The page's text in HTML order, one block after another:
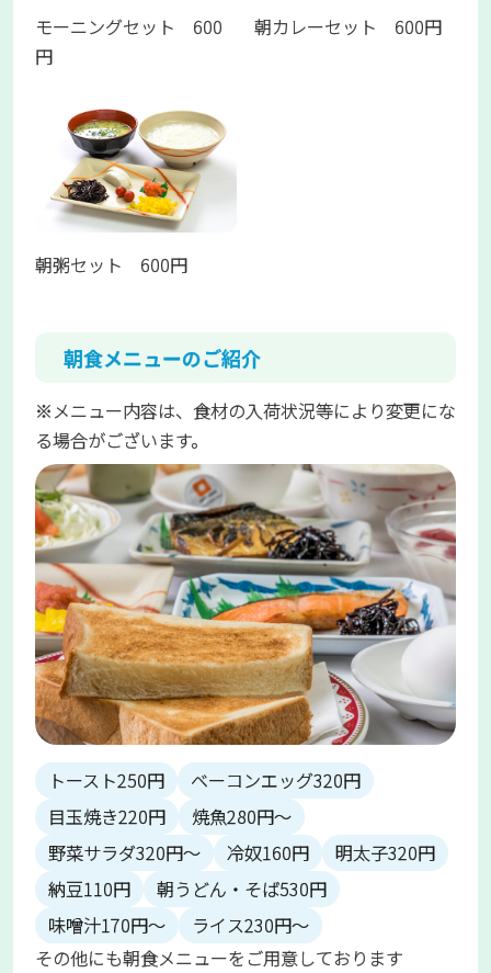
モーニングセット 600
円
朝カレーセット 600円
朝粥セット 600円
朝食メニューのご紹介
※メニュー内容は、食材の入荷状況等により変更にな
る場合がございます。
トースト250円
ベーコンエッグ320円
目玉焼き220円
焼魚280円～
野菜サラダ320円～
冷奴160円
明太子320円
納豆110円
朝うどん・そば530円
味噌汁170円～
ライス230円～
その他にも朝食メニューをご用意しております